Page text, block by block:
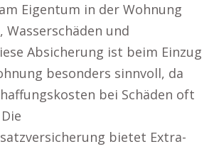
Eigentum in der Wohnung
Wasserschäden und
Absicherung ist beim Einzug
besonders sinnvoll, da
bei Schäden oft
bietet Extra-